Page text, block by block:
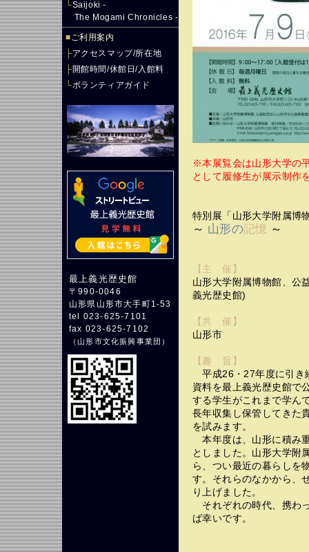
└Saijoki -
The Mogami Chronicles -
■ご利用案内
├アクセスマップ/所在地
├開館時間/休館日/入館料
└ボランティアガイド
最上義光歴史館
〒990-0046
山形県山形市大手町1-53
tel 023-625-7101
fax 023-625-7102
（山形市文化振興事業団 ）
※本展覧会は山形大学の
として履修生が展示制作
特別展「山形大学附属博
～ 山形の記憶 ～
【主 催】
山形大学附属博物館、公
義光歴史館)
【共 催】
山形市
【趣 旨】
平成26・27年度に引き
資料を最上義光歴史館で
する学生がこれまで学ん
長年収集し保管してきた
を試みます。
本年度は、山形に積み
としました。山形大学附
ら、つい最近の暮らしを
す。それらのなかから、
り上げました。
それぞれの時代、携わ
ば幸いです。